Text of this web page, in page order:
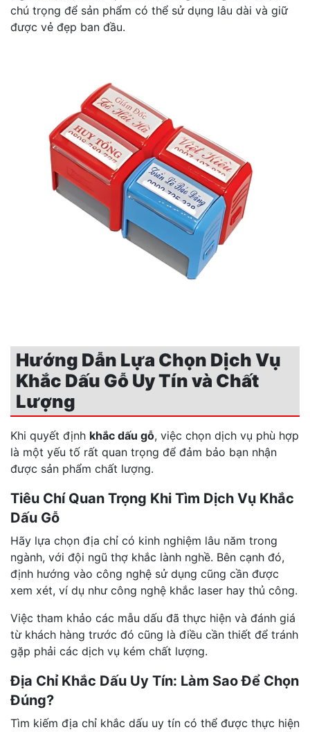
chú trọng để sản phẩm có thể sử dụng lâu dài và giữ
được vẻ đẹp ban đầu.
Hướng Dẫn Lựa Chọn Dịch Vụ
Khắc Dấu Gỗ Uy Tín và Chất
Lượng
Khi quyết định khắc dấu gỗ, việc chọn dịch vụ phù hợp
là một yếu tố rất quan trọng để đảm bảo bạn nhận
được sản phẩm chất lượng.
Tiêu Chí Quan Trọng Khi Tìm Dịch Vụ Khắc
Dấu Gỗ
Hãy lựa chọn địa chỉ có kinh nghiệm lâu năm trong
ngành, với đội ngũ thợ khắc lành nghề. Bên cạnh đó,
định hướng vào công nghệ sử dụng cũng cần được
xem xét, ví dụ như công nghệ khắc laser hay thủ công.
Việc tham khảo các mẫu dấu đã thực hiện và đánh giá
từ khách hàng trước đó cũng là điều cần thiết để tránh
gặp phải các dịch vụ kém chất lượng.
Địa Chỉ Khắc Dấu Uy Tín: Làm Sao Để Chọn
Đúng?
Tìm kiếm địa chỉ khắc dấu uy tín có thể được thực hiện